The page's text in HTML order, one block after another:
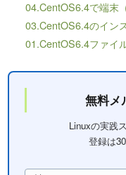
04.CentOS6.4で端末
03.CentOS6.4のイン
01.CentOS6.4ファイ
無料メ
Linuxの実践
登録は